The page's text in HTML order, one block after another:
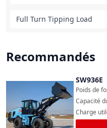
Full Turn Tipping Load
Recommandés
Comparer
SW936E
Poids de
Capacité
Charge